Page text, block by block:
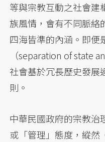
等與宗教互動之社會建
族風情，會有不同脈絡
四海皆準的內涵。即便
（separation of state
社會基於冗長歷史發展
則。
中華民國政府的宗教治
或「管理」態度，縱然